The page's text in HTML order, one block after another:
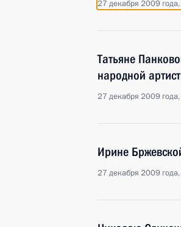
27 декабря 2009
Татьяне
народной
27 декабря 2009
Ирине
27 декабря 2009